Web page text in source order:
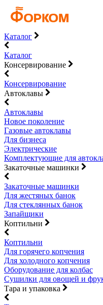
Каталог
Каталог
Консервирование
Консервирование
Автоклавы
Автоклавы
Новое поколение
Газовые автоклавы
Для бизнеса
Электрические
Комплектующие для
Закаточные машинки
Закаточные машинки
Для жестяных банок
Для стеклянных банок
Запайщики
Коптильни
Коптильни
Для горячего копчения
Для холодного копчения
Оборудование для колбас
Сушилки для овощей и
Тара и упаковка